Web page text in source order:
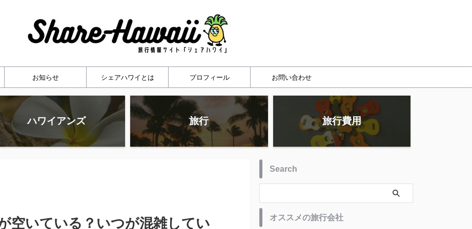
お知らせ シェアハワイとは プロフィール お問い合わせ
ハワイアンズ 旅行 旅行費用
空いている？いつが混雑してい
Search
オススメの旅行会社